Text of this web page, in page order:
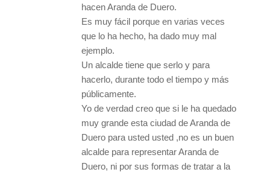
hacen Aranda de Duero.
Es muy fácil porque en varias veces
que lo ha hecho, ha dado muy mal
ejemplo.
Un alcalde tiene que serlo y para
hacerlo, durante todo el tiempo y más
públicamente.
Yo de verdad creo que si le ha quedado
muy grande esta ciudad de Aranda de
Duero para usted usted ,no es un buen
alcalde para representar Aranda de
Duero, ni por sus formas de tratar a la